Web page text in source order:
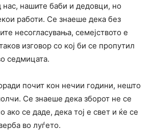
нас, нашите баби и дедовци, но
работи. Се знаеше дека без
несогласувања, семејството е
изговор со кој би се пропутил
седмицата.
почит кон нечии години, нешто
Се знаеше дека зборот не се
ако се даде, дека тој е свет и ќе се
во луѓето.